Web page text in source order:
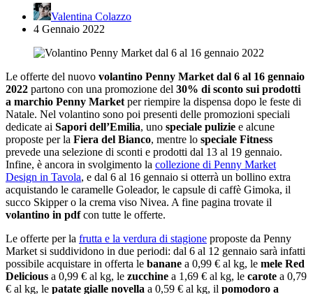
Valentina Colazzo
4 Gennaio 2022
Le offerte del nuovo volantino Penny Market dal 6 al 16 gennaio
2022 partono con una promozione del 30% di sconto sui prodotti
a marchio Penny Market per riempire la dispensa dopo le feste di
Natale. Nel volantino sono poi presenti delle promozioni speciali
dedicate ai Sapori dell’Emilia, uno speciale pulizie e alcune
proposte per la Fiera del Bianco, mentre lo speciale Fitness
prevede una selezione di sconti e prodotti dal 13 al 19 gennaio.
Infine, è ancora in svolgimento la collezione di Penny Market
Design in Tavola, e dal 6 al 16 gennaio si otterrà un bollino extra
acquistando le caramelle Goleador, le capsule di caffè Gimoka, il
succo Skipper o la crema viso Nivea. A fine pagina trovate il
volantino in pdfcon tutte le offerte.
Le offerte per la frutta e la verdura di stagione proposte da Penny
Market si suddividono in due periodi: dal 6 al 12 gennaio sarà infatti
possibile acquistare in offerta le banane a 0,99 € al kg, le mele Red
Delicious a 0,99 € al kg, le zucchine a 1,69 € al kg, le carote a 0,79
€ al kg, le patate gialle novella a 0,59 € al kg, il pomodoro a